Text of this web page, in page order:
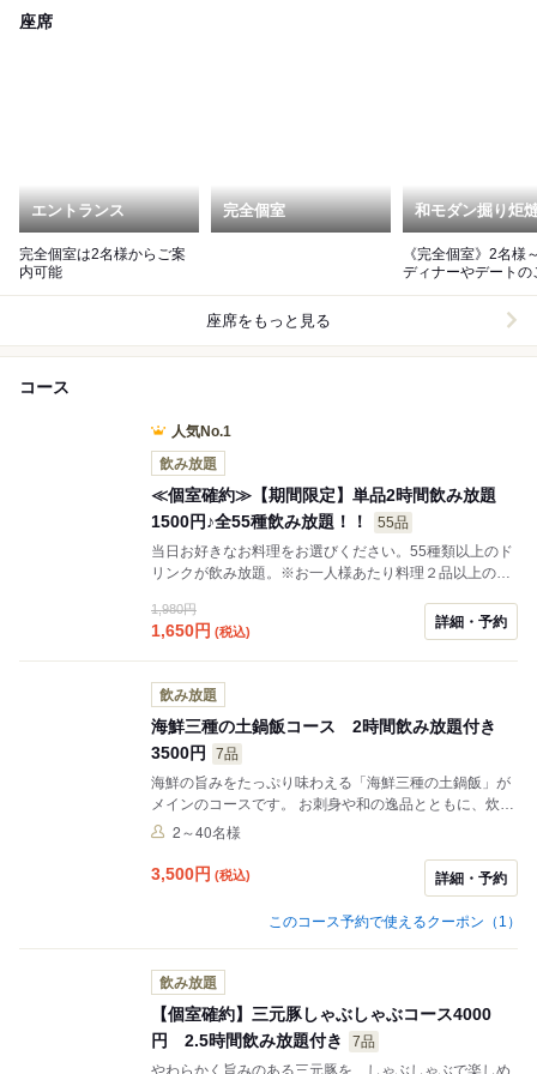
座席
エントランス
完全個室は2名様からご案
内可能
完全個室 和モダン掘り炬
《完全個室》2名様
ディナーやデートの
座席をもっと見る
コース
人気No.1
飲み放題
≪個室確約≫【期間限定】単品2時間飲み放題
1500円♪全55種飲み放題！！
55品
当日お好きなお料理をお選びください。55種類以上のド
リンクが飲み放題。※お一人様あたり料理２品以上の注
全日は+500円のご案内となります。
1,980円
1,650円 (税込)
詳細・予約
飲み放題
海鮮三種の土鍋飯コース 2時間飲み放題付き
3500円
7品
海鮮の旨みをたっぷり味わえる「海鮮三種の土鍋飯」が
メインのコースです。 お刺身や和の逸品とともに、炊き
立ての土鍋飯まで楽しめる内容で、気軽な飲み会にもお
北千住での友人との食事や会社帰りの宴会にもぴったり
2～40名様
3,500円 (税込) 詳細・予約
このコース予約で使えるクーポン（1）
飲み放題
【個室確約】三元豚しゃぶしゃぶコース4000
円 2.5時間飲み放題付き
7品
やわらかく旨みのある三元豚を、しゃぶしゃぶで楽しめ